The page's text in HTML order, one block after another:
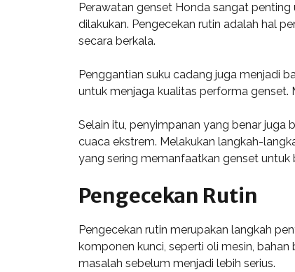
Perawatan genset Honda sangat
dilakukan. Pengecekan rutin adalah hal
secara berkala.
Penggantian suku cadang juga menjadi
untuk menjaga kualitas performa genset.
Selain itu, penyimpanan yang benar juga
cuaca ekstrem. Melakukan langkah-
yang sering memanfaatkan genset untuk
Pengecekan Rutin
Pengecekan rutin merupakan langkah
komponen kunci, seperti oli mesin,
masalah sebelum menjadi lebih serius.